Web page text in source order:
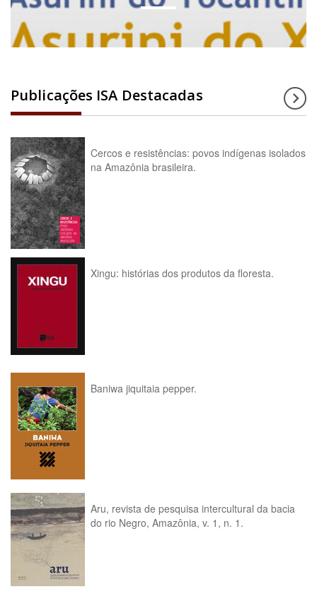
Publicações ISA Destacadas
Cercos e resistências: povos indígenas isolados
na Amazônia brasileira.
Xingu: histórias dos produtos da floresta.
Baniwa jiquitaia pepper.
Aru, revista de pesquisa intercultural da bacia
do rio Negro, Amazônia, v. 1, n. 1.